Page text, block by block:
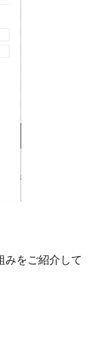
みをご紹介して